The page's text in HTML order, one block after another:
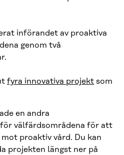
införandet av proaktiva
genom två
fyra innovativa projekt som
en andra
för välfärdsområdena för att
proaktiv vård. Du kan
projekten längst ner på